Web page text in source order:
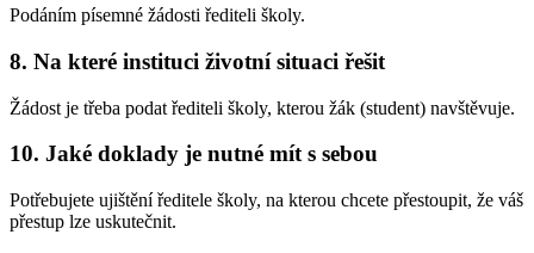
Podáním písemné žádosti řediteli školy.
8. Na které instituci životní situaci řešit
Žádost je třeba podat řediteli školy, kterou žák (student) navštěvuje.
10. Jaké doklady je nutné mít s sebou
Potřebujete ujištění ředitele školy, na kterou chcete přestoupit, že váš
přestup lze uskutečnit.